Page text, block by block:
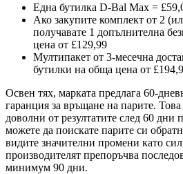
Една бутилка D-Bal Max =
Ако закупите комплект от 2
получавате 1 допълнителна
цена от £129,99
Мултипакет от 3-месечна
бутилки на обща цена от
Освен тях, марката предлага 60-
гаранция за връщане на парите. Това
доволни от резултатите след 60 дни
можете да поискате парите си
видите значителни промени като
производителят препоръчва
минимум 90 дни.